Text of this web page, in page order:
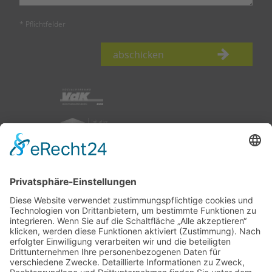
* Pflichtfelder
abschicken